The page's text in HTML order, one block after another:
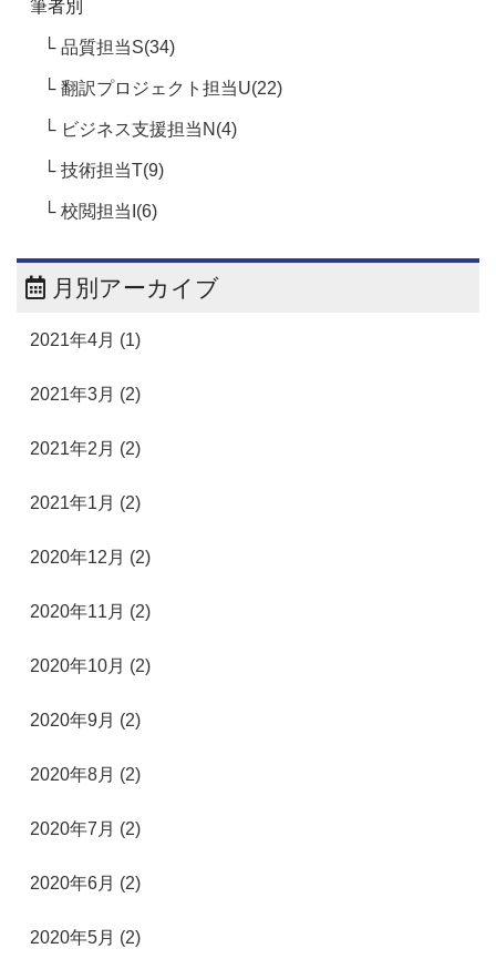
筆者別
品質担当S(34)
翻訳プロジェクト担当U(22)
ビジネス支援担当N(4)
技術担当T(9)
校閲担当I(6)
月別アーカイブ
2021年4月 (1)
2021年3月 (2)
2021年2月 (2)
2021年1月 (2)
2020年12月 (2)
2020年11月 (2)
2020年10月 (2)
2020年9月 (2)
2020年8月 (2)
2020年7月 (2)
2020年6月 (2)
2020年5月 (2)